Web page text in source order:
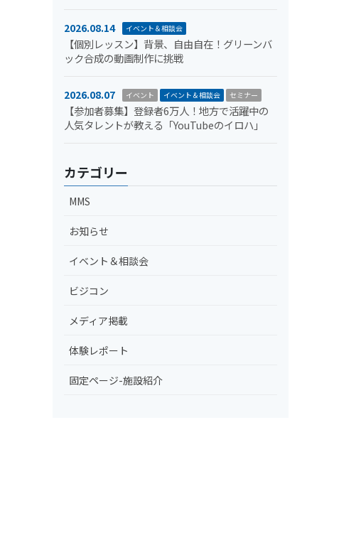
2026.08.14 イベント＆相談会
【個別レッスン】背景、自由自在！グリーンバ
ック合成の動画制作に挑戦
2026.08.07 イベント イベント＆相談会 セミナー
【参加者募集】登録者6万人！地方で活躍中の
人気タレントが教える「YouTubeのイロハ」
カテゴリー
MMS
お知らせ
イベント＆相談会
ビジコン
メディア掲載
体験レポート
固定ページ-施設紹介